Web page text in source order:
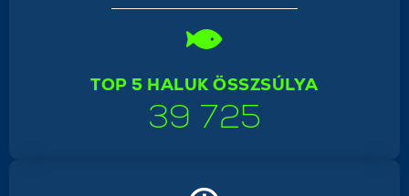
TOP 5 HALUK ÖSSZSÚLYA
39 725